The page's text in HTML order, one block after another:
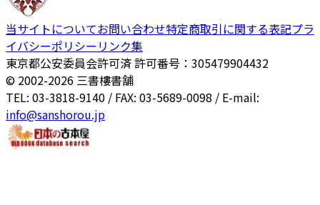
当サイトについてお問い合わせ特定商取引に関する表記プラ
イバシーポリシー リンク集
東京都公安委員会許可済 許可番号：305479904432
© 2002-2026 三書樓書舗
TEL: 03-3818-9140 / FAX: 03-5689-0098 / E-mail:
info@sanshorou.jp